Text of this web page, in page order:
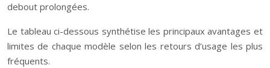
debout prolongées.
Le tableau ci-dessous synthétise les principaux avantages et
limites de chaque modèle selon les retours d’usage les plus
fréquents.